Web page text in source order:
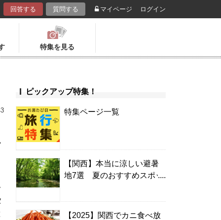
回答する 質問する マイページ ログイン
特集を見る
ピックアップ特集！
特集ページ一覧
【関西】本当に涼しい避暑
地7選 夏のおすすめスポッ
【2025】関西でカニ食べ放